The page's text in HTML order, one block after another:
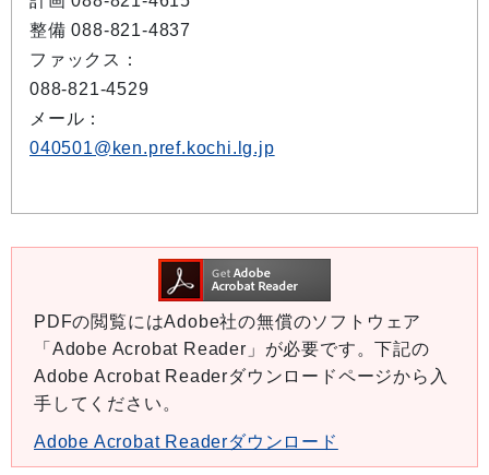
整備 088-821-4837
ファックス：
088-821-4529
メール：
040501@ken.pref.kochi.lg.jp
PDFの閲覧にはAdobe社の無償のソフトウェア
「Adobe Acrobat Reader」が必要です。下記の
Adobe Acrobat Readerダウンロードページから入
手してください。
Adobe Acrobat Readerダウンロード